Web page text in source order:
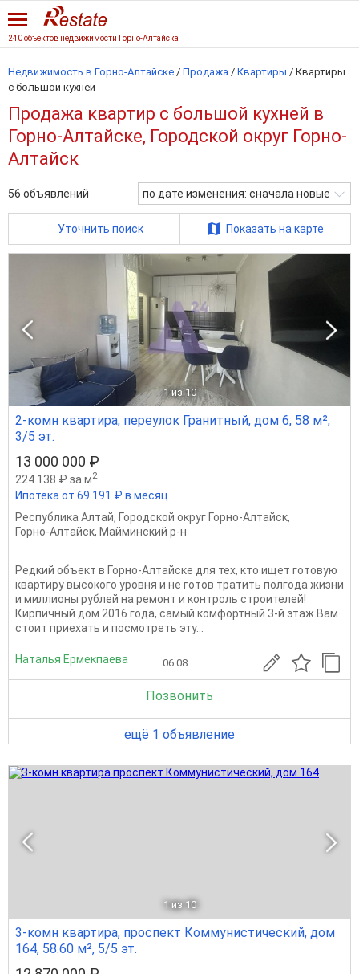
240 объектов недвижимости Горно-Алтайска
Недвижимость в Горно-Алтайске / Продажа / Квартиры / Квартиры
с большой кухней
Продажа квартир с большой кухней в
Горно-Алтайске, Городской округ Горно-
Алтайск
56 объявлений по дате изменения: сначала новые
Уточнить поиск Показать на карте
1 из 10
2-комн квартира, переулок Гранитный, дом 6, 58 м²,
3/5 эт.
13 000 000 ₽
224 138 ₽ за м2
Ипотека от 69 191 ₽ в месяц
Республика Алтай, Городской округ Горно-Алтайск,
Горно-Алтайск, Майминский р-н
Редкий объект в Горно-Алтайске для тех, кто ищет готовую
квартиру высокого уровня и не готов тратить полгода жизни
и миллионы рублей на ремонт и контроль строителей!
Кирпичный дом 2016 года, самый комфортный 3-й этаж.Вам
стоит приехать и посмотреть эту...
Наталья Ермекпаева 06.08
Позвонить
ещё 1 объявление
1 из 10
3-комн квартира, проспект Коммунистический, дом
164, 58.60 м², 5/5 эт.